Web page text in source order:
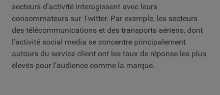
secteurs d’activité interagissent avec leurs
consommateurs sur Twitter. Par exemple, les secteurs
des télécommunications et des transports aériens, dont
l’activité social media se concentre principalement
autours du service client ont les taux de réponse les plus
élevés pour l’audience comme la marque.